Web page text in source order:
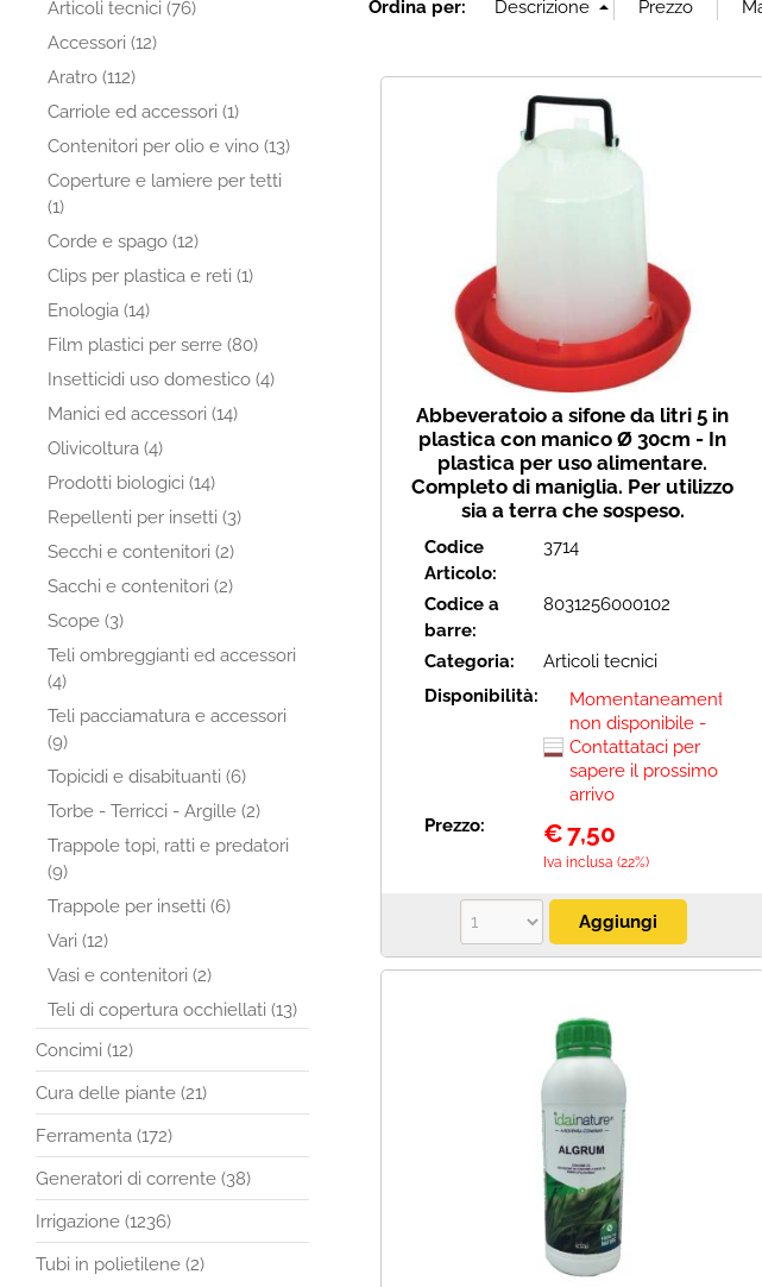
Articoli tecnici (76)
Accessori (12)
Aratro (112)
Carriole ed accessori (1)
Contenitori per olio e vino (13)
Coperture e lamiere per tetti
(1)
Corde e spago (12)
Clips per plastica e reti (1)
Enologia (14)
Film plastici per serre (80)
Insetticidi uso domestico (4)
Manici ed accessori (14)
Olivicoltura (4)
Prodotti biologici (14)
Repellenti per insetti (3)
Secchi e contenitori (2)
Sacchi e contenitori (2)
Scope (3)
Teli ombreggianti ed accessori
(4)
Teli pacciamatura e accessori
(9)
Topicidi e disabituanti (6)
Torbe - Terricci - Argille (2)
Trappole topi, ratti e predatori
(9)
Trappole per insetti (6)
Vari (12)
Vasi e contenitori (2)
Teli di copertura occhiellati (13)
Concimi (12)
Cura delle piante (21)
Ferramenta (172)
Generatori di corrente (38)
Irrigazione (1236)
Tubi in polietilene (2)
Ordina per:
Abbeveratoio a sifone da litri 5 in
plastica con manico Ø 30cm - In
plastica per uso alimentare.
Completo di maniglia. Per utilizzo
sia a terra che sospeso.
Codice
Articolo:
3714
Codice a
barre:
8031256000102
Categoria:
Articoli tecnici
Disponibilità:
Momentaneamente
non disponibile -
Contattataci per
sapere il prossimo
arrivo
Prezzo:
€7,50
Iva inclusa (22%)